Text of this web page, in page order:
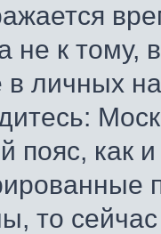
не к тому,
личных
пояс, как
то